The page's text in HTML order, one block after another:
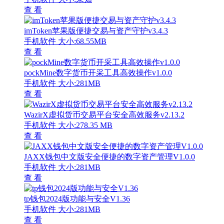
查 看
imToken苹果版便捷交易与资产守护v3.4.3
手机软件 大小:68.55MB
查 看
pockMine数字货币开采工具高效操作v1.0.0
手机软件 大小:281MB
查 看
WazirX虚拟货币交易平台安全高效服务v2.13.2
手机软件 大小:278.35 MB
查 看
JAXX钱包中文版安全便捷的数字资产管理V1.0.0
手机软件 大小:281MB
查 看
tp钱包2024版功能与安全V1.36
手机软件 大小:281MB
查 看